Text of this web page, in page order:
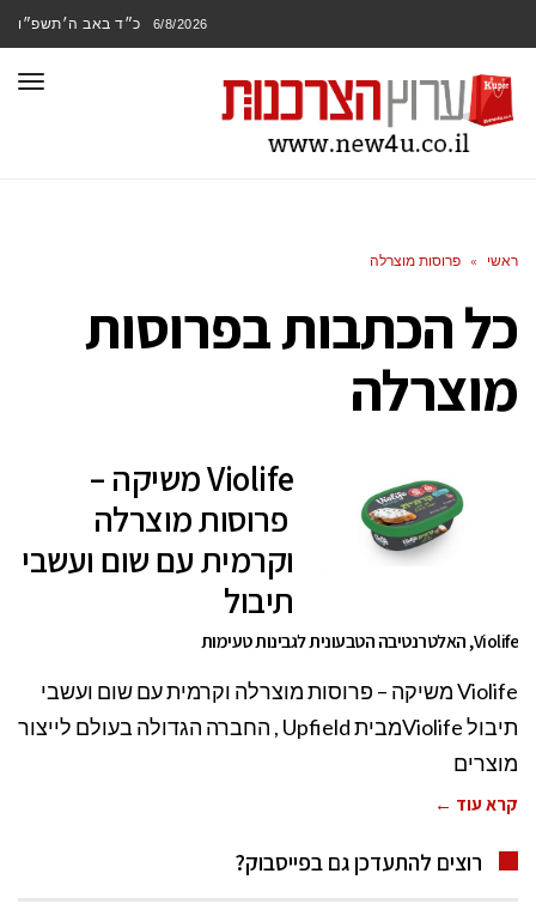
6/8/2026 כ״ד באב ה׳תשפ״ו
ראשי » פרוסות מוצרלה
כל הכתבות בפרוסות
מוצרלה
Violife משיקה –
פרוסות מוצרלה
וקרמית עם שום ועשבי
תיבול
Violife, האלטרנטיבה הטבעונית לגבינות טעימות
Violife משיקה – פרוסות מוצרלה וקרמית עם שום ועשבי
תיבול Violifeמבית Upfield , החברה הגדולה בעולם לייצור
מוצרים
קרא עוד ←
רוצים להתעדכן גם בפייסבוק?